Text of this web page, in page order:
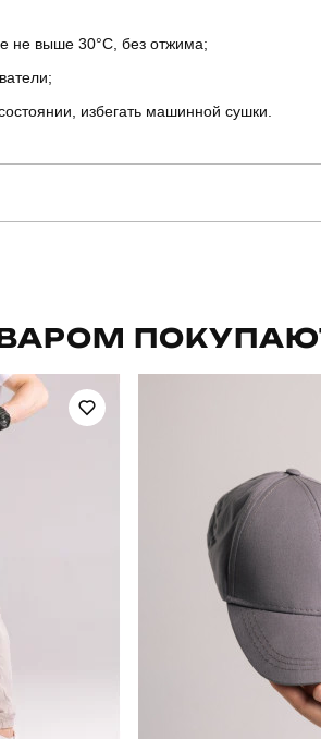
не выше 30°C, без отжима;
избегать машинной сушки.